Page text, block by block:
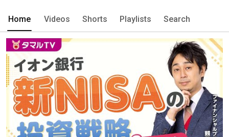
Home Videos Shorts Playlists Search